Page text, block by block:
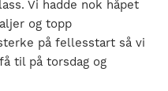
Vi hadde nok håpet
og topp
på fellesstart så vi
til på torsdag og